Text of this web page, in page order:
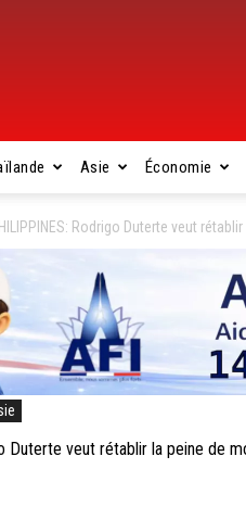
Asie Économie
Rodrigo Duterte veut
Duterte veut rétablir la peine de